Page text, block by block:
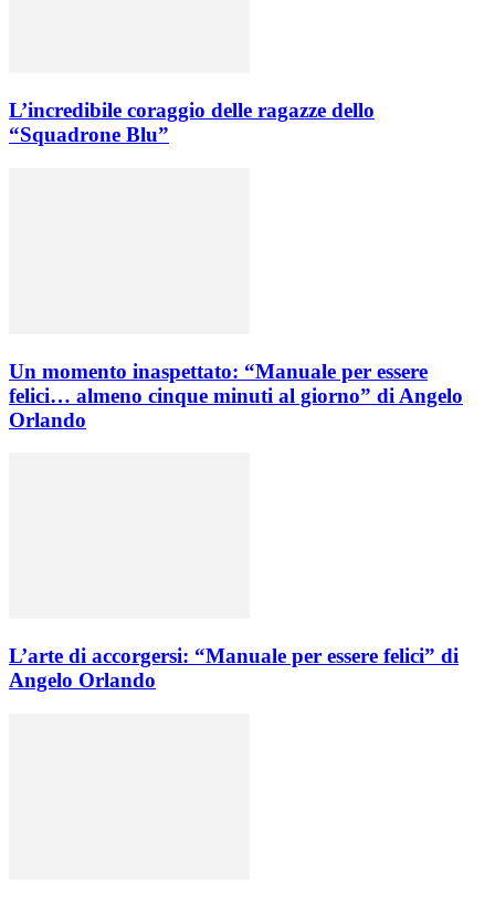
L’incredibile coraggio delle ragazze dello
“Squadrone Blu”
Un momento inaspettato: “Manuale per essere
felici… almeno cinque minuti al giorno” di Angelo
Orlando
L’arte di accorgersi: “Manuale per essere felici” di
Angelo Orlando